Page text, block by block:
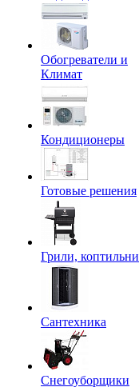
Обогреватели и
Климат
Кондиционеры
Готовые решения
Грили, коптильни
Сантехника
Снегоуборщики